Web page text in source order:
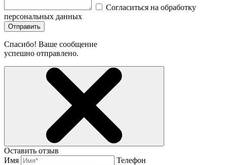
Согласиться на обработку
персональных данных
Отправить
Спасибо! Ваше сообщение
успешно отправлено.
Оставить отзыв
Имя
Телефон